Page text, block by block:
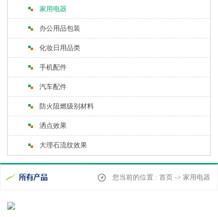
家用电器
办公用品包装
化妆日用品类
手机配件
汽车配件
防火阻燃级别材料
洒点效果
大理石流纹效果
您当前的位置 : 首页 -> 家用电器